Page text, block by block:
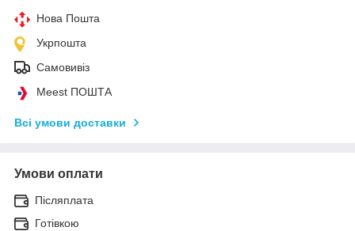
Нова Пошта
Укрпошта
Самовивіз
Meest ПОШТА
Всі умови доставки
Умови оплати
Післяплата
Готівкою